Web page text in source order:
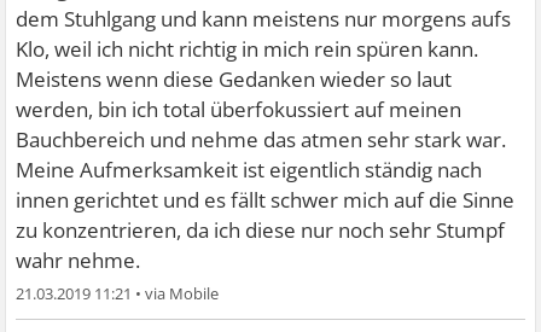
dem Stuhlgang und kann meistens nur morgens aufs
Klo, weil ich nicht richtig in mich rein spüren kann.
Meistens wenn diese Gedanken wieder so laut
werden, bin ich total überfokussiert auf meinen
Bauchbereich und nehme das atmen sehr stark war.
Meine Aufmerksamkeit ist eigentlich ständig nach
innen gerichtet und es fällt schwer mich auf die Sinne
zu konzentrieren, da ich diese nur noch sehr Stumpf
wahr nehme.
21.03.2019 11:21 •